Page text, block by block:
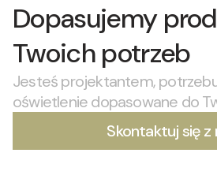
Dopasujemy
Twoich potrzeb
Jesteś projektantem,
oświetlenie dopasowane do
Skontaktuj się z